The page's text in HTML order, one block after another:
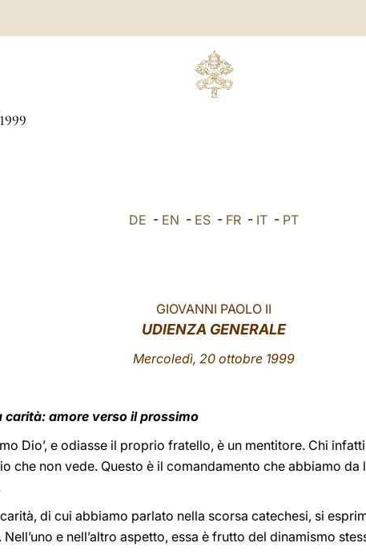
1999
DE - EN - ES - FR - IT - PT
GIOVANNI PAOLO II
UDIENZA GENERALE
Mercoledì, 20 ottobre 1999
carità: amore verso il prossimo
Dio’, e odiasse il proprio fratello, è un mentitore. Chi
che non vede. Questo è il comandamento che abbiamo da
di cui abbiamo parlato nella scorsa catechesi, si
e nell’altro aspetto, essa è frutto del dinamismo